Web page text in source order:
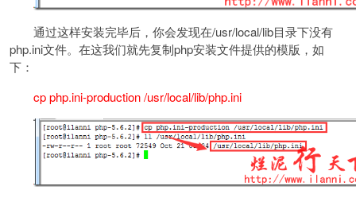
通过这样安装完毕后，你会发现在/usr/local/lib目录下没有
php.ini文件。在这我们就先复制php安装文件提供的模版，如
下：
cp php.ini-production /usr/local/lib/php.ini